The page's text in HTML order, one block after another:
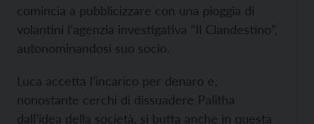
comincia a pubblicizzare con una pioggia di
volantini l’agenzia investigativa “Il Clandestino”,
autonominandosi suo socio.
Luca accetta l’incarico per denaro e,
nonostante cerchi di dissuadere Palitha
dall’idea della società, si butta anche in questa